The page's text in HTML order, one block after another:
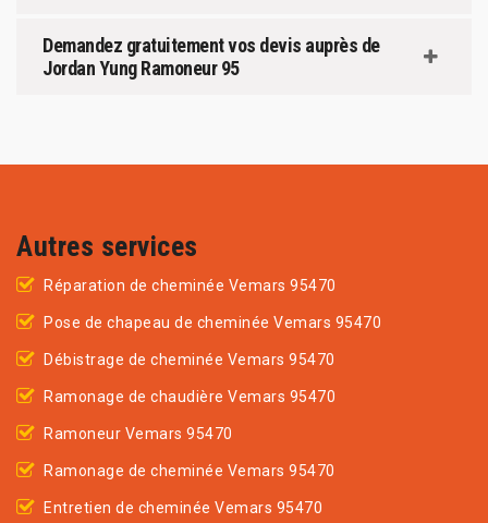
Demandez gratuitement vos devis auprès de
Jordan Yung Ramoneur 95
Autres services
Réparation de cheminée Vemars 95470
Pose de chapeau de cheminée Vemars 95470
Débistrage de cheminée Vemars 95470
Ramonage de chaudière Vemars 95470
Ramoneur Vemars 95470
Ramonage de cheminée Vemars 95470
Entretien de cheminée Vemars 95470